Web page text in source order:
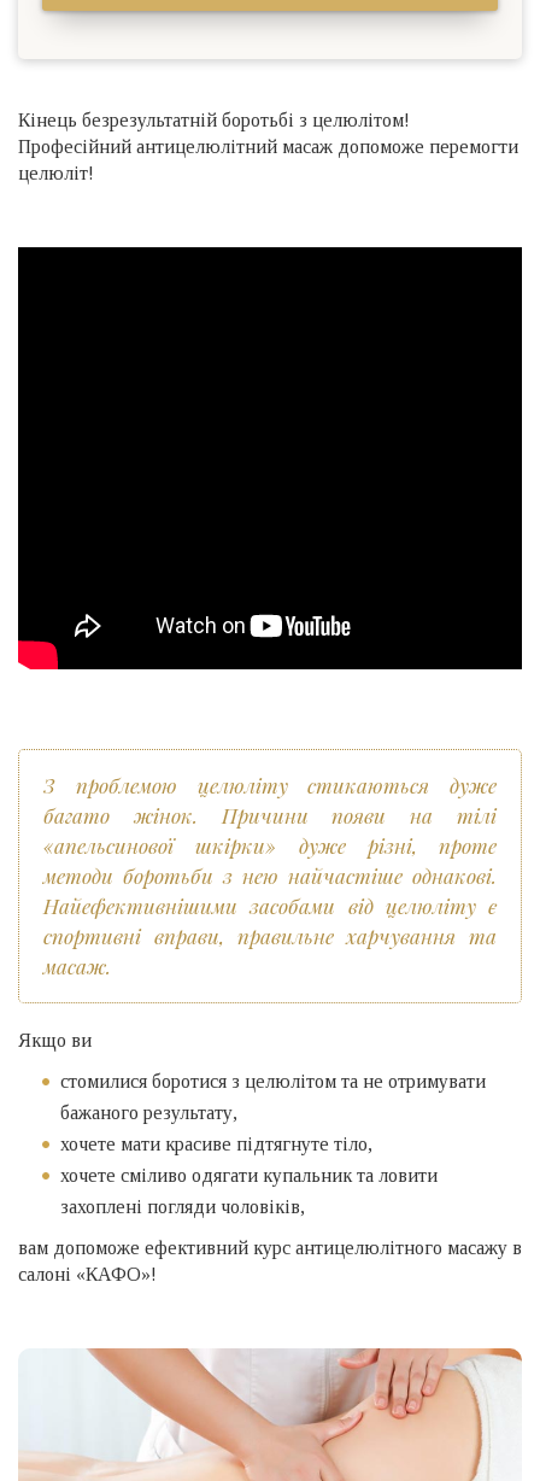
Кінець безрезультатній боротьбі з целюлітом!
Професійний антицелюлітний масаж допоможе перемогти
целюліт!
З проблемою целюліту стикаються дуже
багато жінок. Причини появи на тілі
«апельсинової шкірки» дуже різні, проте
методи боротьби з нею найчастіше однакові.
Найефективнішими засобами від целюліту є
спортивні вправи, правильне харчування та
масаж.
Якщо ви
стомилися боротися з целюлітом та не отримувати
бажаного результату,
хочете мати красиве підтягнуте тіло,
хочете сміливо одягати купальник та ловити
захоплені погляди чоловіків,
вам допоможе ефективний курс антицелюлітного масажу в
салоні «КАФО»!